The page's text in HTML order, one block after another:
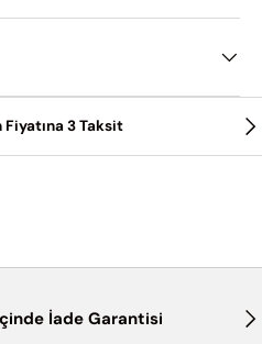
Fiyatına 3 Taksit
İade Garantisi